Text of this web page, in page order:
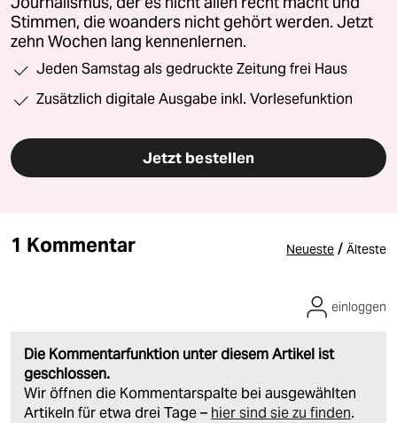
Stimmen, die woanders nicht gehört werden. Jetzt
zehn Wochen lang kennenlernen.
Jeden Samstag als gedruckte Zeitung frei Haus
Zusätzlich digitale Ausgabe inkl. Vorlesefunktion
Jetzt bestellen
1 Kommentar Neueste / Älteste
Die Kommentarfunktion unter diesem Artikel ist
geschlossen.
Wir öffnen die Kommentarspalte bei ausgewählten
Artikeln für etwa drei Tage – hier sind sie zu finden.
einloggen